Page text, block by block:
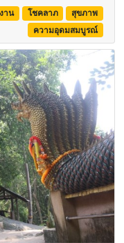
าน โชคลาภ
สุขภาพ
ความอุดมสมบูรณ์